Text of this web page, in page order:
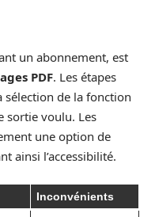
un abonnement, est
PDF. Les étapes
sélection de la fonction
sortie voulu. Les
une option de
ainsi l’accessibilité.
Inconvénients